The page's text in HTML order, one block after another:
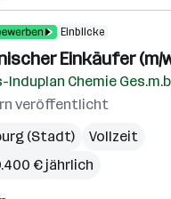
Einblicke
Einkäufer (m/
Induplan Chemie
veröffentlicht
(Stadt)
Vollzeit
€ jährlich